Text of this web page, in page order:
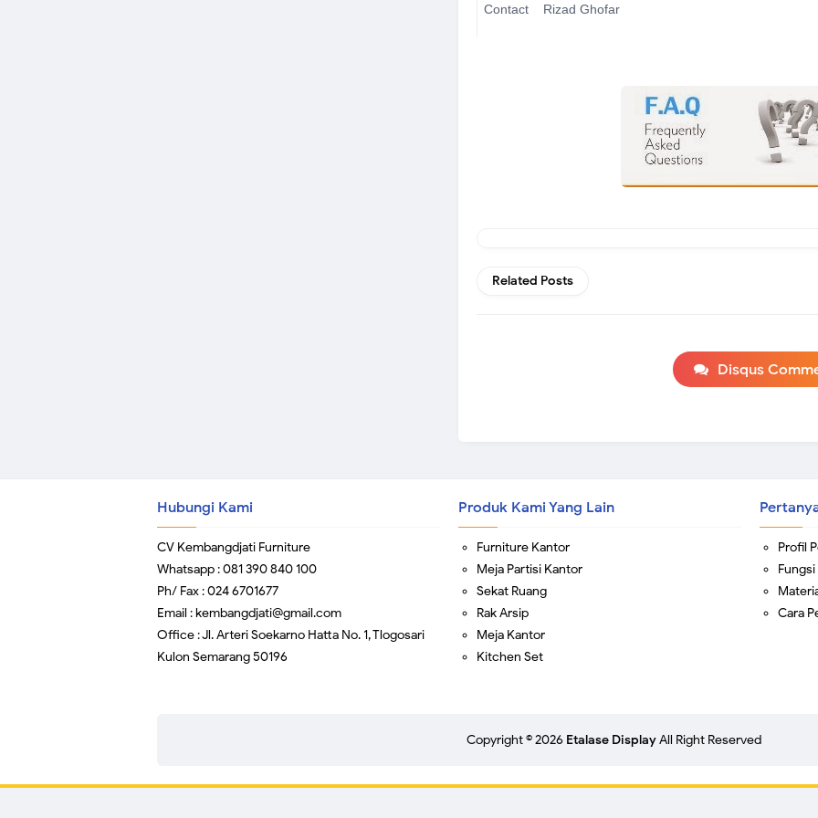
Contact Rizad Ghofar
Related Posts
Disqus
Hubungi Kami
CV Kembangdjati Furniture
Whatsapp : 081 390 840 100
Ph/ Fax : 024 6701677
Email : kembangdjati@gmail.com
Office : Jl. Arteri Soekarno Hatta No. 1, Tlogosari
Kulon Semarang 50196
Produk Kami Yang Lain
Furniture Kantor
Meja Partisi Kantor
Sekat Ruang
Rak Arsip
Meja Kantor
Kitchen Set
Profil
Cara
Copyright ©2026 Etalase DisplayAll Right Reserved